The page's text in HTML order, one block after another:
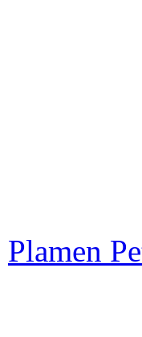
Plamen